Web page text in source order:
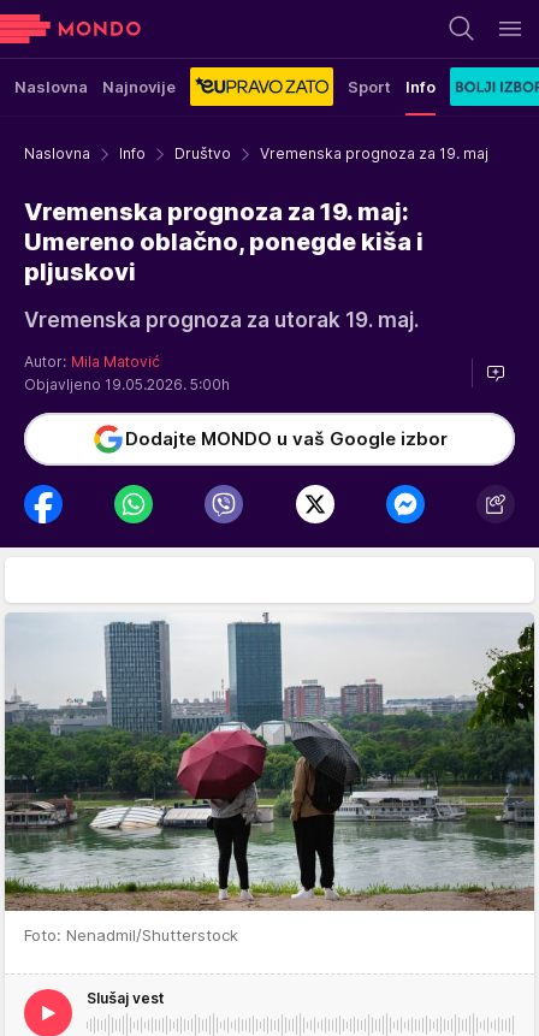
Naslovna Najnovije Sport Info
Naslovna Info Društvo Vremenska prognoza za 19. maj
Vremenska prognoza za 19. maj:
Umereno oblačno, ponegde kiša i
pljuskovi
Vremenska prognoza za utorak 19. maj.
Autor: Mila Matović
Objavljeno 19.05.2026. 5:00h
Dodajte MONDO u vaš Google izbor
Foto: Nenadmil/Shutterstock
Slušaj vest